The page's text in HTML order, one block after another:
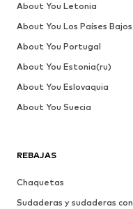
REBAJAS
Chaquetas
Sudaderas y sudaderas con
About You Letonia
About You Los Países Bajos
About You Portugal
About You Estonia(ru)
About You Eslovaquia
About You Suecia